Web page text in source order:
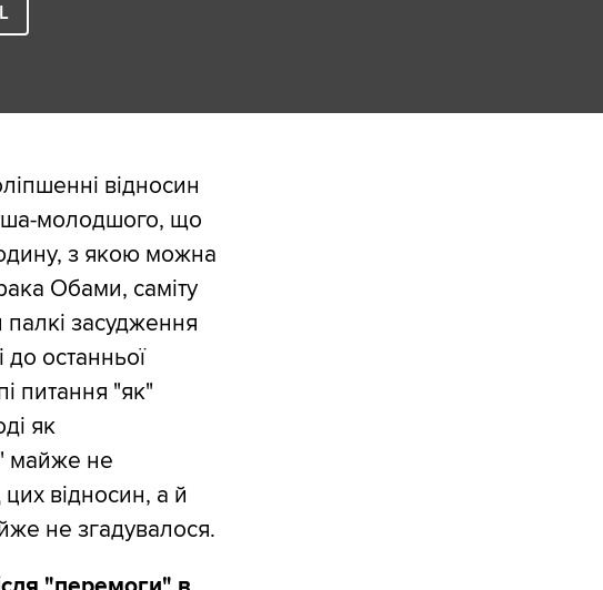
відносин
молодшого, що
з якою можна
Обами, саміту
палкі засудження
до останньої
питання "як"
як
майже не
відносин, а й
не згадувалося.